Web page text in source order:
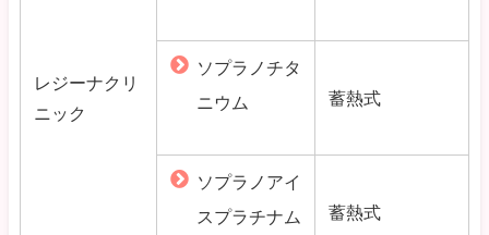
レジーナクリ
ニック
ソプラノチタ
ニウム
蓄熱式
ソプラノアイ
スプラチナム
蓄熱式